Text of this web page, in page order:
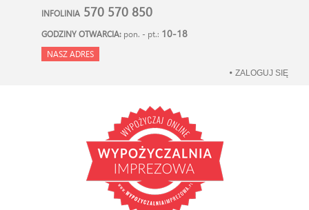
INFOLINIA 570 570 850
GODZINY OTWARCIA: pon. - pt.: 10-18
NASZ ADRES
ZALOGUJ SIĘ